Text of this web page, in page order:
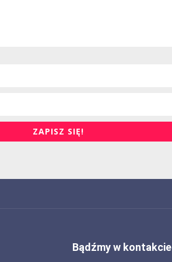
ZAPISZ SIĘ!
Bądźmy w kontakcie